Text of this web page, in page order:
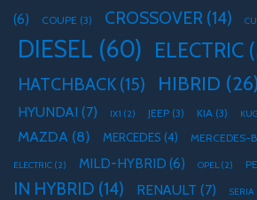
(6)
COUPE (3) CROSSOVER (14)
DIESEL (60) ELECTRIC
HATCHBACK (15) HIBRID (26)
HYUNDAI (7) IX1 (2) JEEP (3) KIA (3)
MAZDA (8) MERCEDES (4) MERCEDES-
ELECTRIC (2) MILD-HYBRID (6) OPEL(2)
IN HYBRID (14) RENAULT (7) SERIA